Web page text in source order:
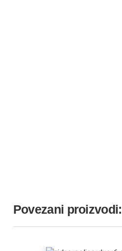
Povezani proizvodi: